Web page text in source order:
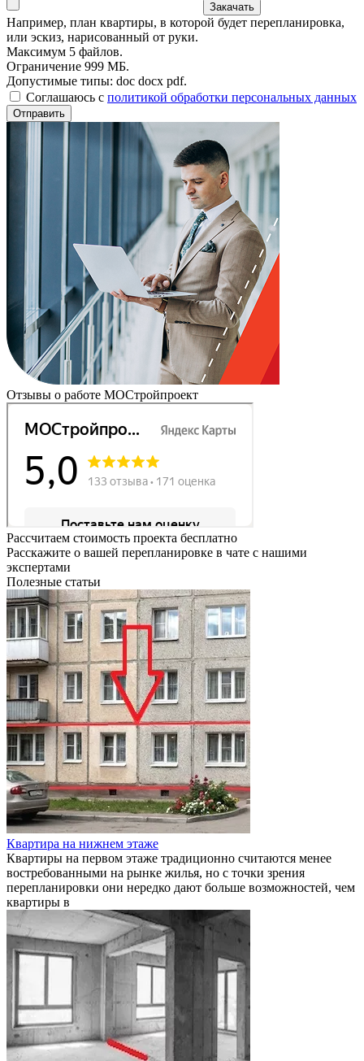
Закачать
Например, план квартиры, в которой будет перепланировка,
или эскиз, нарисованный от руки.
Максимум 5 файлов.
Ограничение 999 МБ.
Допустимые типы: doc docx pdf.
Соглашаюсь с политикой обработки персональных данных
Отправить
Отзывы о работе МОСтройпроект
Рассчитаем стоимость проекта бесплатно
Расскажите о вашей перепланировке в чате с нашими
экспертами
Полезные статьи
Квартира на нижнем этаже
Квартиры на первом этаже традиционно считаются менее
востребованными на рынке жилья, но с точки зрения
перепланировки они нередко дают больше возможностей, чем
квартиры в